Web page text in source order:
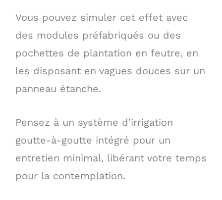
Vous pouvez simuler cet effet avec
des modules préfabriqués ou des
pochettes de plantation en feutre, en
les disposant en vagues douces sur un
panneau étanche.
Pensez à un système d’irrigation
goutte-à-goutte intégré pour un
entretien minimal, libérant votre temps
pour la contemplation.